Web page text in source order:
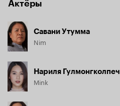
Актёры
Савани Утумма
Nim
Нариля Гулмонгколпеч
Mink